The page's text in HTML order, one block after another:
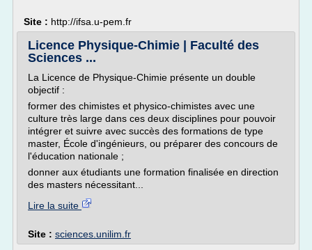
Site : http://ifsa.u-pem.fr
Licence Physique-Chimie | Faculté des
Sciences ...
La Licence de Physique-Chimie présente un double
objectif :
former des chimistes et physico-chimistes avec une
culture très large dans ces deux disciplines pour pouvoir
intégrer et suivre avec succès des formations de type
master, École d'ingénieurs, ou préparer des concours de
l'éducation nationale ;
donner aux étudiants une formation finalisée en direction
des masters nécessitant...
Lire la suite
Site : sciences.unilim.fr